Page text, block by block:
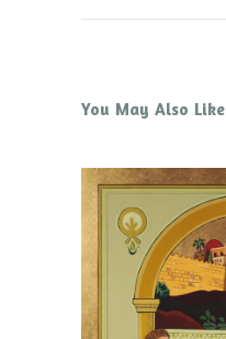
You May Also Like